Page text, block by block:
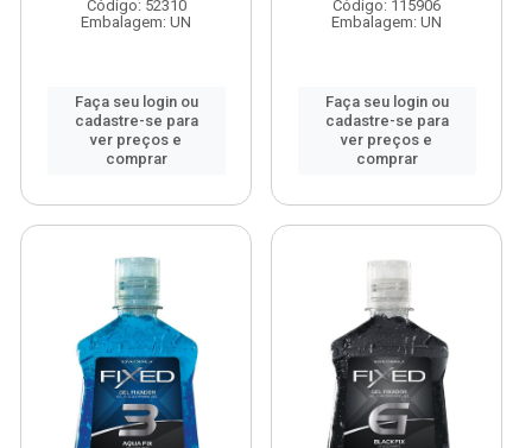
Código: 52310
Embalagem: UN
Faça seu login ou
cadastre-se para
ver preços e
comprar
Código: 115906
Embalagem: UN
Faça seu login ou
cadastre-se para
ver preços e
comprar